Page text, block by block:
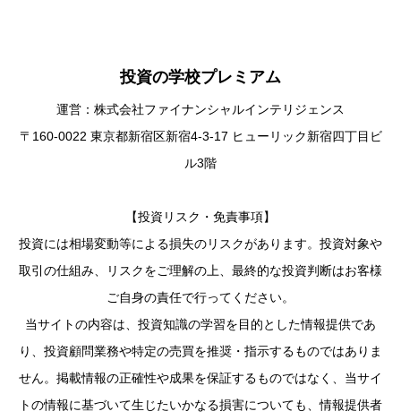
投資の学校プレミアム
運営：株式会社ファイナンシャルインテリジェンス
〒160-0022 東京都新宿区新宿4-3-17 ヒューリック新宿四丁目ビ
ル3階
【投資リスク・免責事項】
投資には相場変動等による損失のリスクがあります。投資対象や
取引の仕組み、リスクをご理解の上、最終的な投資判断はお客様
ご自身の責任で行ってください。
当サイトの内容は、投資知識の学習を目的とした情報提供であ
り、投資顧問業務や特定の売買を推奨・指示するものではありま
せん。掲載情報の正確性や成果を保証するものではなく、当サイ
トの情報に基づいて生じたいかなる損害についても、情報提供者